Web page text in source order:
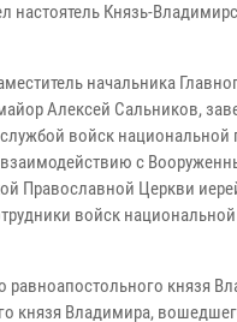
настоятель Князь-
начальника
Алексей Сальников,
войск национальной
с
Православной Церкви
войск
равноапостольного князя
князя Владимира,